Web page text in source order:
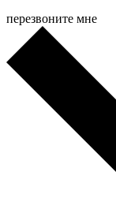
перезвоните мне